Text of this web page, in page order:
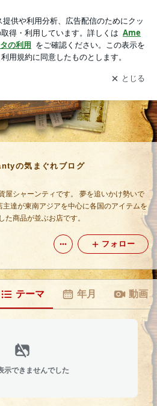
ブログの更新通知
を受け取りまし
開く
の気まぐれブログ
屋シャーンティです。 夢を追いかけ勢いで
主達が東南アジアを中心に各国のアイテムを
た商品が並ぶお店です。
フォロー
テーマ 年月 動画
示できませんでした